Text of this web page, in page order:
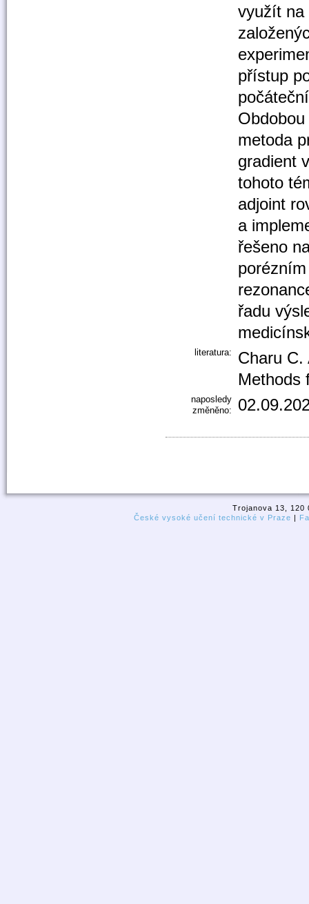
využít na
přístup
metoda
gradient
tohoto
adjoint
a
řešeno
řadu
literatura:
Charu C.
Methods
naposledy
změněno:
Trojanova 13, 120
České vysoké učení technické v Praze